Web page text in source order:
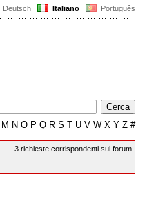
Deutsch Italiano Português
M N O P Q R S T U V W X Y Z #
3 richieste corrispondenti sul forum